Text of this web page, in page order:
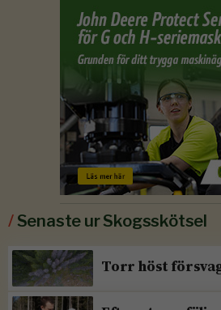
/Senaste ur Skogsskötsel
Torr höst